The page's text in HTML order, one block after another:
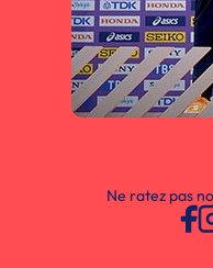
Ne ratez pas